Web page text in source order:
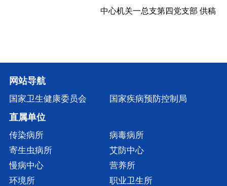
中心机关一总支第四党支部 供稿
网站导航
国家卫生健康委员会 国家疾病预防控制局
直属单位
传染病所
病毒病所
寄生虫病所
艾防中心
慢病中心
营养所
环境所
职业卫生所